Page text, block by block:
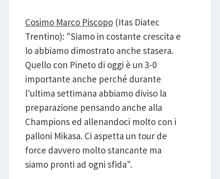
Cosimo Marco Piscopo(Itas Diatec
Trentino): "Siamo in costante crescita e
lo abbiamo dimostrato anche stasera.
Quello con Pineto di oggi è un 3-0
importante anche perché durante
l'ultima settimana abbiamo diviso la
preparazione pensando anche alla
Champions ed allenandoci molto con i
palloni Mikasa. Ci aspetta un tour de
force davvero molto stancante ma
siamo pronti ad ogni sfida".